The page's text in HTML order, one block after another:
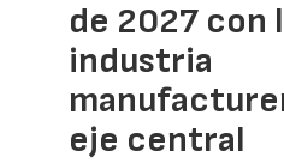
de 2027 con
industria
eje central